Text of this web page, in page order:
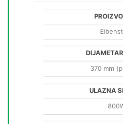
370 mm
ULAZNA